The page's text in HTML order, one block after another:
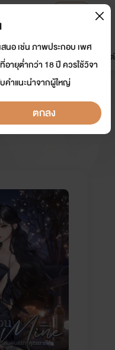
การ์ตูน
มาใหม่
ดรีมแชท ธัญลิสต์
ธ์รักคุณมาเฟีย
นอ เช่น ภาพประกอบ เพศ
ายุต่ำกว่า 18 ปี ควรใช้วิจา
คำแนะนำจากผู้ใหญ่
ตกลง